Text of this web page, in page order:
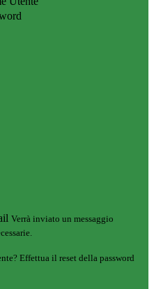
Verrà inviato un messaggio
Effettua il reset della password